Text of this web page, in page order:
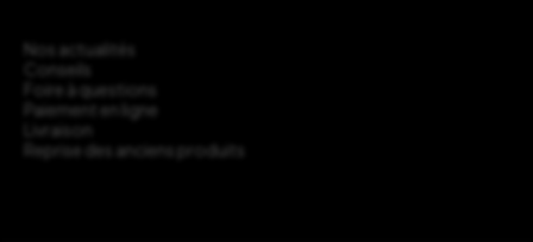
Nos actualités
Conseils
Foire à questions
Paiement en ligne
Livraison
Reprise des anciens produits